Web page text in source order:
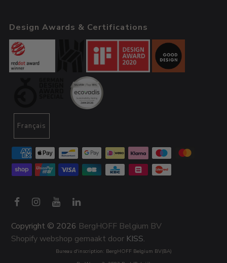
Copyright © 2026 BergHOFF Belgium BV
Shopify webshop gemaakt door KISS.
Design Awards & Certifications
Français
Bureau d'inscription: BergHOFF Belgium BV(BA)